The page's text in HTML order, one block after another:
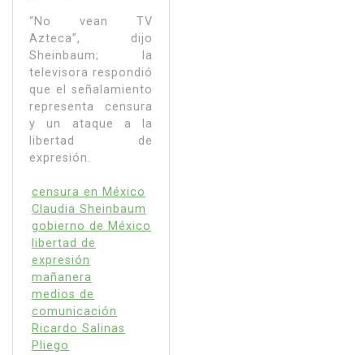
“No vean TV
Azteca”, dijo
Sheinbaum; la
televisora respondió
que el señalamiento
representa censura
y un ataque a la
libertad de
expresión.
censura en México
Claudia Sheinbaum
gobierno de México
libertad de
expresión
mañanera
medios de
comunicación
Ricardo Salinas
Pliego